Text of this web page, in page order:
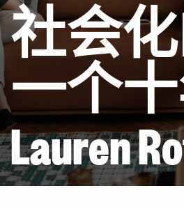
社会
一个
Lauren